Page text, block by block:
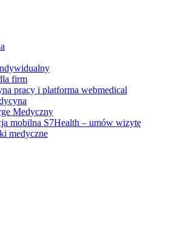
firm
pracy i platforma webmedical
Medyczny
mobilna S7Health – umów wizytę
medyczne